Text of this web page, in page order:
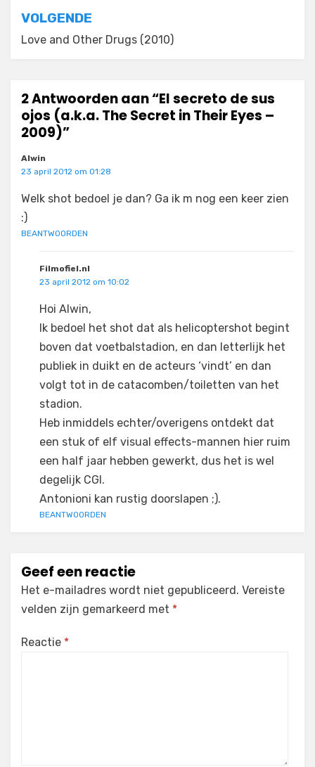
VOLGENDE
Love and Other Drugs (2010)
2 Antwoorden aan “El secreto de sus
ojos (a.k.a. The Secret in Their Eyes –
2009)”
Alwin
23 april 2012 om 01:28
Welk shot bedoel je dan? Ga ik m nog een keer zien
:)
BEANTWOORDEN
Filmofiel.nl
23 april 2012 om 10:02
Hoi Alwin,
Ik bedoel het shot dat als helicoptershot begint
boven dat voetbalstadion, en dan letterlijk het
publiek in duikt en de acteurs ‘vindt’ en dan
volgt tot in de catacomben/toiletten van het
stadion.
Heb inmiddels echter/overigens ontdekt dat
een stuk of elf visual effects-mannen hier ruim
een half jaar hebben gewerkt, dus het is wel
degelijk CGI.
Antonioni kan rustig doorslapen ;).
BEANTWOORDEN
Geef een reactie
Het e-mailadres wordt niet gepubliceerd. Vereiste
velden zijn gemarkeerd met *
Reactie *